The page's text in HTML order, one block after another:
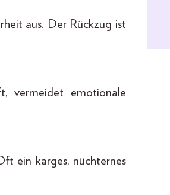
aus. Der Rückzug ist
vermeidet emotionale
ein karges, nüchternes